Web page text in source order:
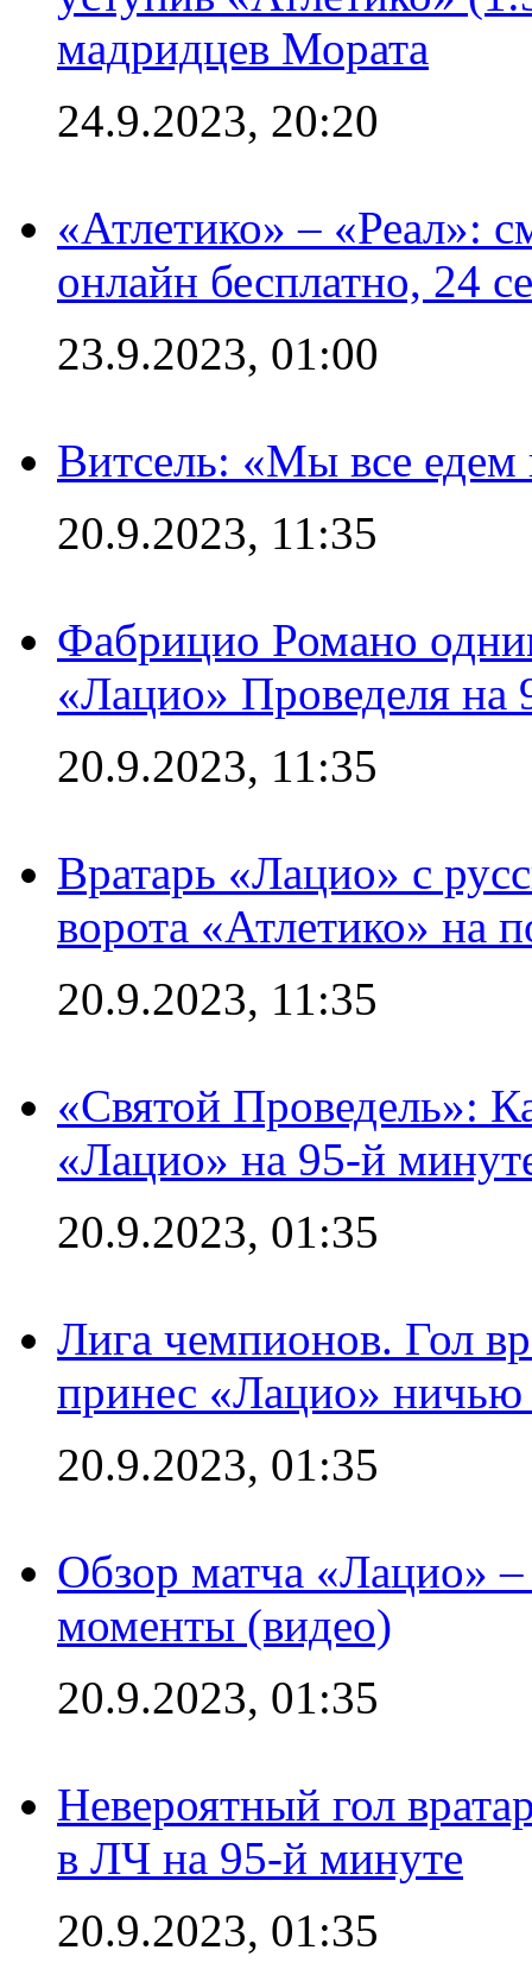
мадридцев Мората
24.9.2023, 20:20
«Атлетико» – «Реал»:
онлайн бесплатно, 24
23.9.2023, 01:00
Витсель: «Мы все едем
20.9.2023, 11:35
Фабрицио Романо
«Лацио» Проведеля на
20.9.2023, 11:35
Вратарь «Лацио» с
ворота «Атлетико» на
20.9.2023, 11:35
«Святой Проведель»:
«Лацио» на 95-й
20.9.2023, 01:35
Лига чемпионов. Гол
принес «Лацио» ничью
20.9.2023, 01:35
Обзор матча «Лацио»
моменты (видео)
20.9.2023, 01:35
Невероятный гол
в ЛЧ на 95-й минуте
20.9.2023, 01:35